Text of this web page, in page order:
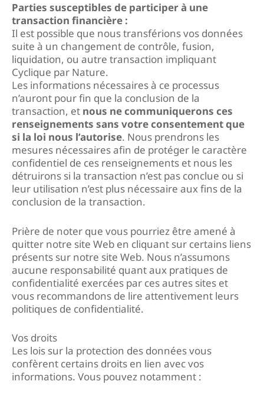
Parties susceptibles de participer à une
transaction financière :
Il est possible que nous transférions vos données
suite à un changement de contrôle, fusion,
liquidation, ou autre transaction impliquant
Cyclique par Nature.
Les informations nécessaires à ce processus
n’auront pour fin que la conclusion de la
transaction, et nous ne communiquerons ces
renseignements sans votre consentement que
si la loi nous l’autorise. Nous prendrons les
mesures nécessaires afin de protéger le caractère
confidentiel de ces renseignements et nous les
détruirons si la transaction n’est pas conclue ou si
leur utilisation n’est plus nécessaire aux fins de la
conclusion de la transaction.
Prière de noter que vous pourriez être amené à
quitter notre site Web en cliquant sur certains liens
présents sur notre site Web. Nous n’assumons
aucune responsabilité quant aux pratiques de
confidentialité exercées par ces autres sites et
vous recommandons de lire attentivement leurs
politiques de confidentialité.
Vos droits
Les lois sur la protection des données vous
confèrent certains droits en lien avec vos
informations. Vous pouvez notamment :